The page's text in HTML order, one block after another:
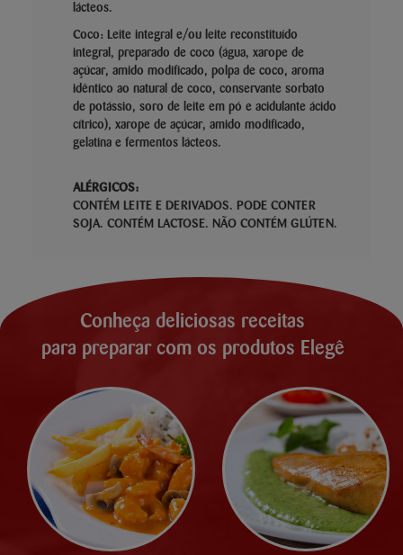
lácteos.
Coco: Leite integral e/ou leite reconstituído
integral, preparado de coco (água, xarope de
açúcar, amido modificado, polpa de coco, aroma
idêntico ao natural de coco, conservante sorbato
de potássio, soro de leite em pó e acidulante ácido
cítrico), xarope de açúcar, amido modificado,
gelatina e fermentos lácteos.
ALÉRGICOS:
CONTÉM LEITE E DERIVADOS. PODE CONTER
SOJA. CONTÉM LACTOSE. NÃO CONTÉM GLÚTEN.
Conheça deliciosas receitas
para preparar com os produtos Elegê